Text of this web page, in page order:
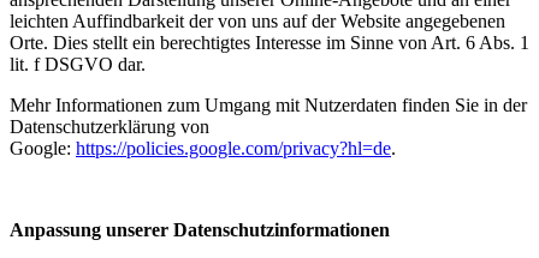
leichten Auffindbarkeit der von uns auf der Website angegebenen
Orte. Dies stellt ein berechtigtes Interesse im Sinne von Art. 6 Abs. 1
lit. f DSGVO dar.
Mehr Informationen zum Umgang mit Nutzerdaten finden Sie in der
Datenschutzerklärung von
Google: https://policies.google.com/privacy?hl=de.
Anpassung unserer Datenschutzinformationen